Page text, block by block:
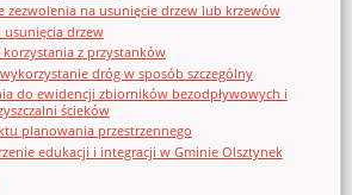
zezwolenia na usunięcie drzew lub krzewów
usunięcia drzew
korzystania z przystanków
dróg w sposób szczególny
do ewidencji zbiorników bezodpływowych i
ścieków
planowania przestrzennego
edukacji i integracji w Gminie Olsztynek